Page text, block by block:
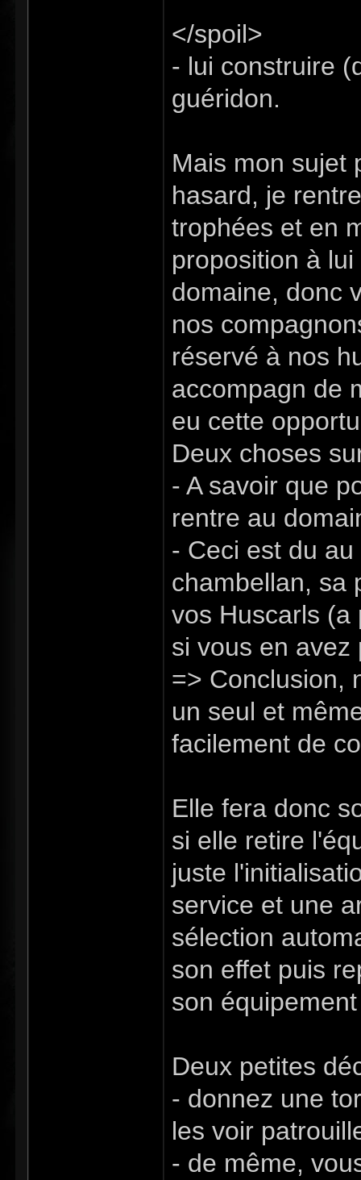
</spoil>
- lui construire
guéridon.
Mais mon sujet
hasard, je
trophées et en
proposition à
domaine, donc
nos
réservé à nos
accompagn de
eu cette
Deux choses
- A savoir que
rentre au
- Ceci est du
chambellan, sa
vos Huscarls (a
si vous en avez
=> Conclusion,
un seul et
facilement de
Elle fera donc
si elle retire
juste
service et une
sélection
son effet puis
son
Deux petites
- donnez une
les voir
- de même,